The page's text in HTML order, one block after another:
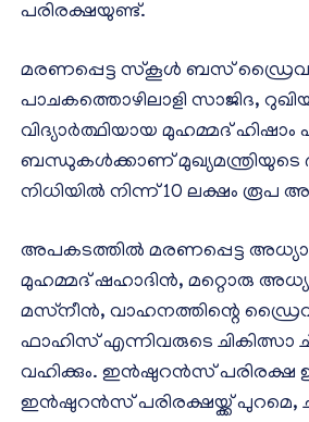
പരിരക്ഷയുണ്ട്.
മരണപ്പെട്ട സ്‌കൂള്‍ ബസ്
പാചകത്തൊഴിലാളി സാജിദ,
വിദ്യാര്‍ത്ഥിയായ മുഹമ്മദ്
ബന്ധുകള്‍ക്കാണ് മുഖ്യമന്ത്രിയുടെ
നിധിയില്‍ നിന്ന് 10 ലക്ഷം രൂപ
അപകടത്തില്‍ മരണപ്പെട്ട
മുഹമ്മദ് ഷഹാദിന്‍, മറ്റൊരു
മസ്‌നീന്‍, വാഹനത്തിന്റെ
ഫാഹിസ് എന്നിവരുടെ ചികിത്സാ
വഹിക്കും. ഇന്‍ഷുറന്‍സ് പരിരക്ഷ
ഇന്‍ഷുറന്‍സ് പരിരക്ഷയ്ക്ക് പുറമെ,